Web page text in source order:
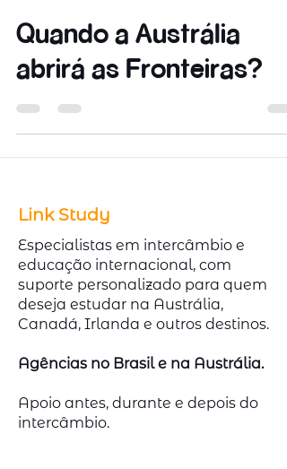
Quando a Austrália
abrirá as Fronteiras?
Link Study
Especialistas em intercâmbio e
educação internacional, com
suporte personalizado para quem
deseja estudar na Austrália,
Canadá, Irlanda e outros destinos.
Agências no Brasil e na Austrália.
Apoio antes, durante e depois do
intercâmbio.